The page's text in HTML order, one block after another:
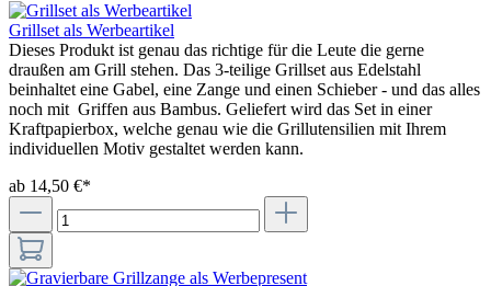
Grillset als Werbeartikel
Dieses Produkt ist genau das richtige für die Leute die gerne
draußen am Grill stehen. Das 3-teilige Grillset aus Edelstahl
beinhaltet eine Gabel, eine Zange und einen Schieber - und das alles
noch mit Griffen aus Bambus. Geliefert wird das Set in einer
Kraftpapierbox, welche genau wie die Grillutensilien mit Ihrem
individuellen Motiv gestaltet werden kann.
ab 14,50 €*